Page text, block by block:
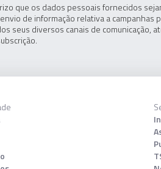
que os dados pessoais fornecidos
de informação relativa a campanhas
seus diversos canais de comunicação,